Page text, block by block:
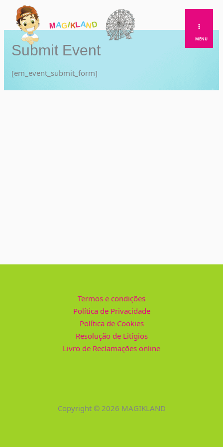
content
MENU
Submit Event
[em_event_submit_form]
Termos e condições
Política de Privacidade
Política de Cookies
Resolução de Litígios
Livro de Reclamações online
Copyright © 2026 MAGIKLAND